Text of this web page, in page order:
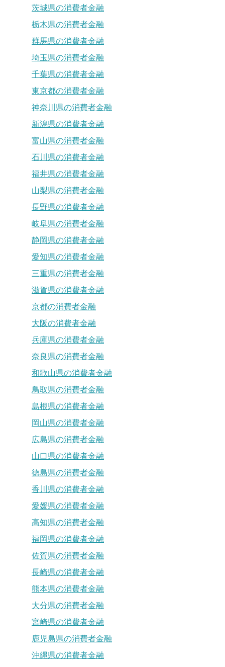
茨城県の消費者金融
栃木県の消費者金融
群馬県の消費者金融
埼玉県の消費者金融
千葉県の消費者金融
東京都の消費者金融
神奈川県の消費者金融
新潟県の消費者金融
富山県の消費者金融
石川県の消費者金融
福井県の消費者金融
山梨県の消費者金融
長野県の消費者金融
岐阜県の消費者金融
静岡県の消費者金融
愛知県の消費者金融
三重県の消費者金融
滋賀県の消費者金融
京都の消費者金融
大阪の消費者金融
兵庫県の消費者金融
奈良県の消費者金融
和歌山県の消費者金融
鳥取県の消費者金融
島根県の消費者金融
岡山県の消費者金融
広島県の消費者金融
山口県の消費者金融
徳島県の消費者金融
香川県の消費者金融
愛媛県の消費者金融
高知県の消費者金融
福岡県の消費者金融
佐賀県の消費者金融
長崎県の消費者金融
熊本県の消費者金融
大分県の消費者金融
宮崎県の消費者金融
鹿児島県の消費者金融
沖縄県の消費者金融